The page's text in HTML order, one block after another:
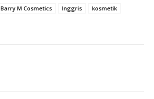
Barry M Cosmetics Inggris
kosmetik